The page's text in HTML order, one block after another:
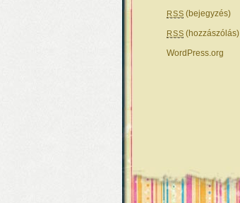
RSS (bejegyzés)
RSS (hozzászólás)
WordPress.org